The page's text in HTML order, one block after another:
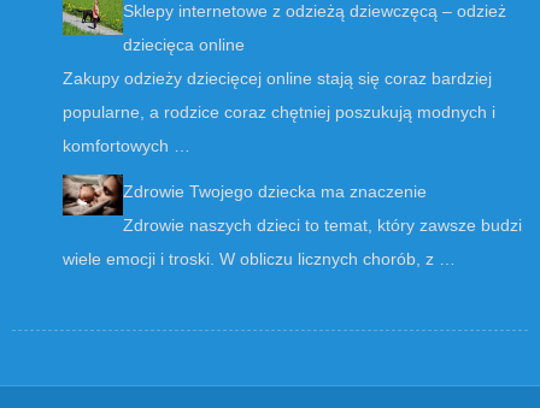
Sklepy internetowe z odzieżą dziewczęcą – odzież
dziecięca online
Zakupy odzieży dziecięcej online stają się coraz bardziej
popularne, a rodzice coraz chętniej poszukują modnych i
komfortowych …
Zdrowie Twojego dziecka ma znaczenie
Zdrowie naszych dzieci to temat, który zawsze budzi
wiele emocji i troski. W obliczu licznych chorób, z …